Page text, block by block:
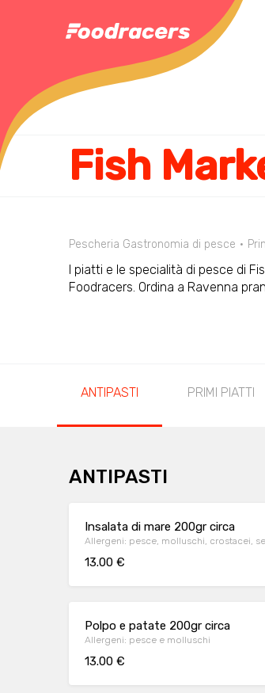
Fish
Pescheria Gastronomia di pesce
I piatti e le specialità di pesce di
Foodracers. Ordina a Ravenna
ANTIPASTI PRIMI PIATTI
ANTIPASTI
Insalata di mare 200gr circa
Allergeni: pesce, molluschi, crostacei,
13.00 €
Polpo e patate 200gr circa
Allergeni: pesce e molluschi
13.00 €